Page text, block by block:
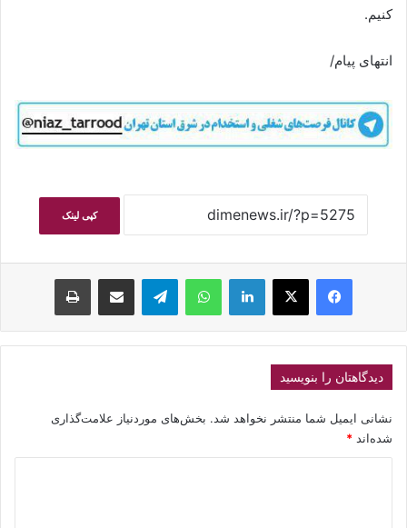
کنیم.
انتهای پیام/
کپی لینک
فیسبوکایکس لینکداین واتس آپ تلگرام اشتراک گذاری با ایمیل چاپ
دیدگاهتان را بنویسید
نشانی ایمیل شما منتشر نخواهد شد. بخش‌های موردنیاز علامت‌گذاری
شده‌اند *